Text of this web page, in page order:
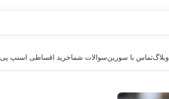
وبلاگتماس با سورینسوالات شماخرید اقساطی اسنپ پی